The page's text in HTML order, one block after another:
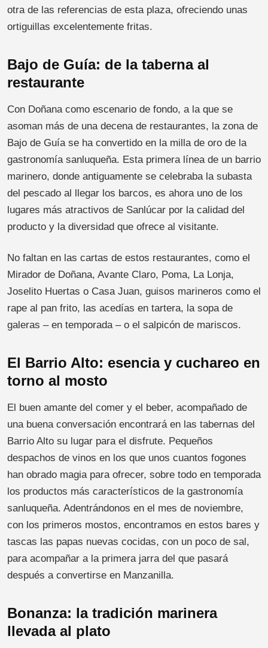
otra de las referencias de esta plaza, ofreciendo unas
ortiguillas excelentemente fritas.
Bajo de Guía: de la taberna al
restaurante
Con Doñana como escenario de fondo, a la que se
asoman más de una decena de restaurantes, la zona de
Bajo de Guía se ha convertido en la milla de oro de la
gastronomía sanluqueña. Esta primera línea de un barrio
marinero, donde antiguamente se celebraba la subasta
del pescado al llegar los barcos, es ahora uno de los
lugares más atractivos de Sanlúcar por la calidad del
producto y la diversidad que ofrece al visitante.
No faltan en las cartas de estos restaurantes, como el
Mirador de Doñana, Avante Claro, Poma, La Lonja,
Joselito Huertas o Casa Juan, guisos marineros como el
rape al pan frito, las acedías en tartera, la sopa de
galeras – en temporada – o el salpicón de mariscos.
El Barrio Alto: esencia y cuchareo en
torno al mosto
El buen amante del comer y el beber, acompañado de
una buena conversación encontrará en las tabernas del
Barrio Alto su lugar para el disfrute. Pequeños
despachos de vinos en los que unos cuantos fogones
han obrado magia para ofrecer, sobre todo en temporada
los productos más característicos de la gastronomía
sanluqueña. Adentrándonos en el mes de noviembre,
con los primeros mostos, encontramos en estos bares y
tascas las papas nuevas cocidas, con un poco de sal,
para acompañar a la primera jarra del que pasará
después a convertirse en Manzanilla.
Bonanza: la tradición marinera
llevada al plato